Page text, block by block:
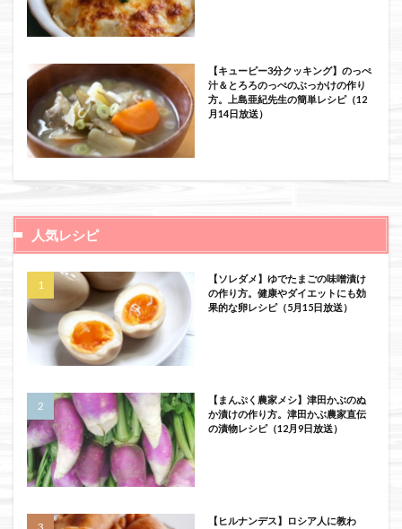
【キューピー3分クッキング】のっぺ
汁＆とろろのっぺのぶっかけの作り
方。上島亜紀先生の簡単レシピ（12
月14日放送）
人気レシピ
【ソレダメ】ゆでたまごの味噌漬け
の作り方。健康やダイエットにも効
果的な卵レシピ（5月15日放送）
【まんぷく農家メシ】津田かぶのぬ
か漬けの作り方。津田かぶ農家直伝
の漬物レシピ（12月9日放送）
【ヒルナンデス】ロシア人に教わ